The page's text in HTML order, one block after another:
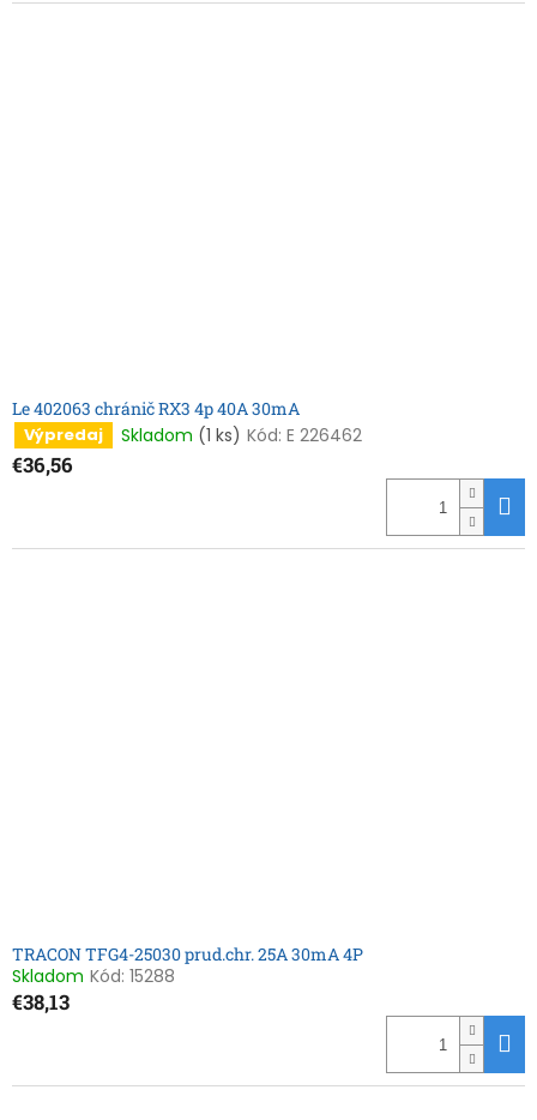
Le 402063 chránič RX3 4p 40A 30mA
Výpredaj
Skladom (1 ks) Kód: E 226462
€36,56
TRACON TFG4-25030 prud.chr. 25A 30mA 4P
Skladom Kód: 15288
€38,13